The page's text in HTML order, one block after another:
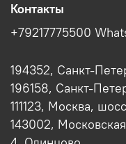
Контакты
+79217775500
194352, Санкт-
196158, Санкт-
111123, Москва,
143002,